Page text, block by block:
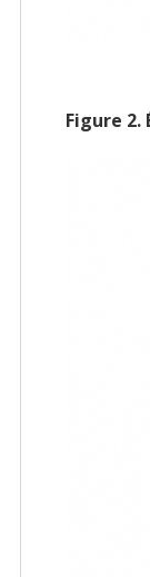
Figure 2.